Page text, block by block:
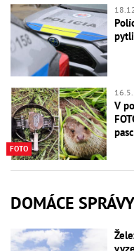
FOTO
V
DOMÁCE SPRÁVY